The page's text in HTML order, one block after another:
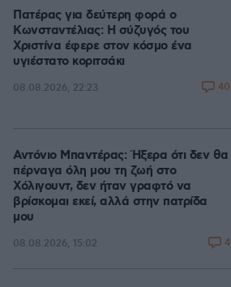
Πατέρας για δεύτερη φορά ο
Κωνσταντέλιας: Η σύζυγός του
Χριστίνα έφερε στον κόσμο ένα
υγιέστατο κοριτσάκι
08.08.2026, 22:23 40
Αντόνιο Μπαντέρας: Ήξερα ότι δεν θα
πέρναγα όλη μου τη ζωή στο
Χόλιγουντ, δεν ήταν γραφτό να
βρίσκομαι εκεί, αλλά στην πατρίδα
μου
08.08.2026, 15:02 4